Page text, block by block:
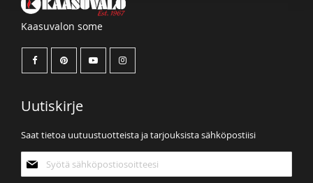
Kaasuvalon some
Uutiskirje
Saat tietoa uutuustuotteista ja tarjouksista sähköpostiisi
uutiskirjeemme: